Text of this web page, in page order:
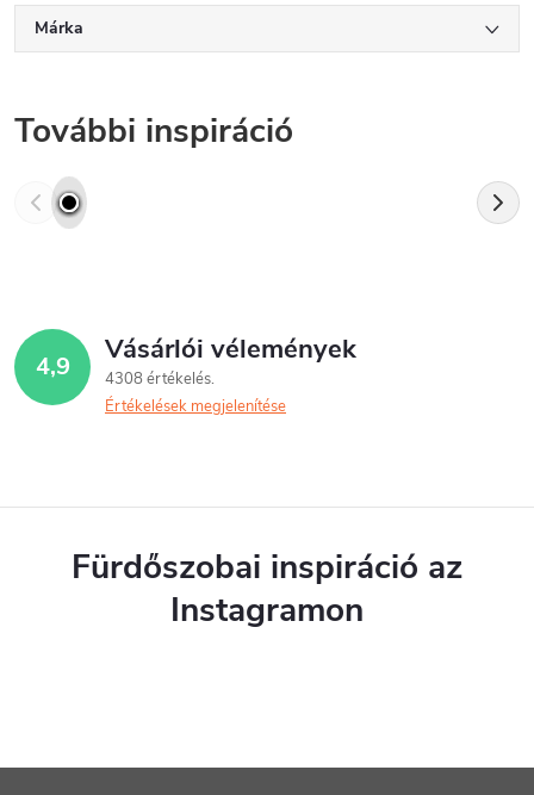
Márka
További inspiráció
4,9 Vásárlói vélemények
4308 értékelés
Értékelések megjelenítése
Fürdőszobai inspiráció az
Instagramon